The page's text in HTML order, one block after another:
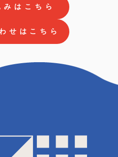
み は こ ち ら
せ は こ ち ら